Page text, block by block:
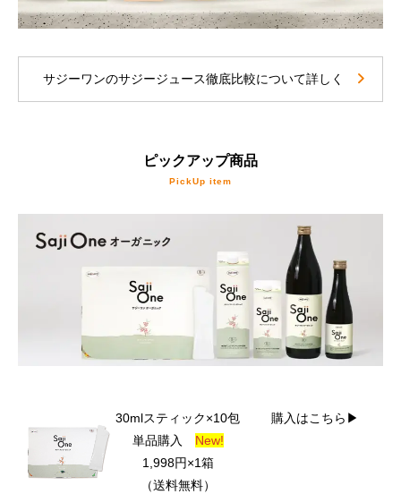
サジーワンのサジージュース徹底比較について詳しく
ピックアップ商品
30mlスティック×10包
単品購入 New!
1,998円×1箱
（送料無料）
購入はこちら▶